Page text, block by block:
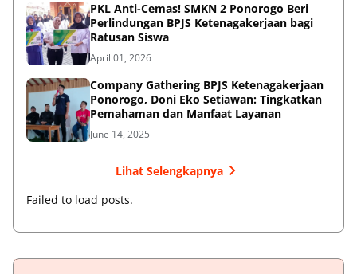
PKL Anti-Cemas! SMKN 2 Ponorogo Beri
Perlindungan BPJS Ketenagakerjaan bagi
Ratusan Siswa
April 01, 2026
Company Gathering BPJS Ketenagakerjaan
Ponorogo, Doni Eko Setiawan: Tingkatkan
Pemahaman dan Manfaat Layanan
June 14, 2025
Lihat Selengkapnya
Failed to load posts.